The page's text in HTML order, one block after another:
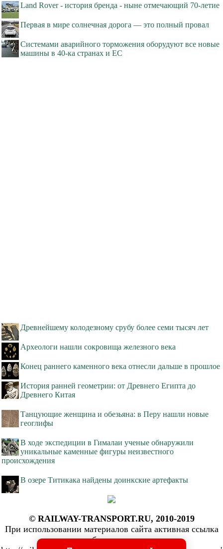
Land Rover - история бренда - ныне отмечающий 70-летие
Первая в мире солнечная дорога — это полный провал
Системами аварийного торможения оборудуют все новые
машины в 40-ка странах и ЕС
Древнейшему колодезному срубу более семи тысяч лет
Археологи нашли сокровища железного века
Конец раннего каменного века отнесли дальше в прошлое
История ранней геометрии: от Древнего Египта до
Древнего Китая
Танцующие женщина и обезьяна: в Перу нашли новые
геоглифы
В ходе экспедиции в Гималаи ученые обнаружили
уникальные каменные фигуры неизвестного
происхождения
В озере Титикака найдены доинкские артефакты
© RAILWAY-TRANSPORT.RU, 2010-2019
При использовании материалов сайта активная ссылка
обязательна: